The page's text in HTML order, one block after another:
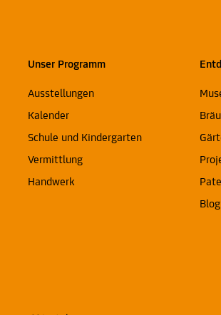
Unser Programm
Ausstellungen
Kalender
Schule und Kindergarten
Vermittlung
Handwerk
Blog